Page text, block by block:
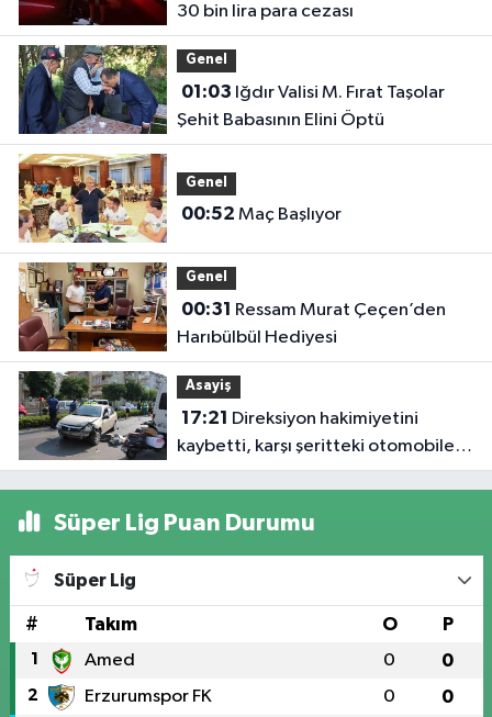
30 bin lira para cezası
Genel
01:03
Şehit Babasının Elini Öptü
Genel
00:52 Maç Başlıyor
Genel
00:31
Harıbülbül Hediyesi
Asayiş
17:21
kaybetti, karşı şeritteki otomobile
çarptı
Süper Lig Puan Durumu
Süper Lig
# Takım O P
1 Amed 0 0
2 Erzurumspor FK 0 0